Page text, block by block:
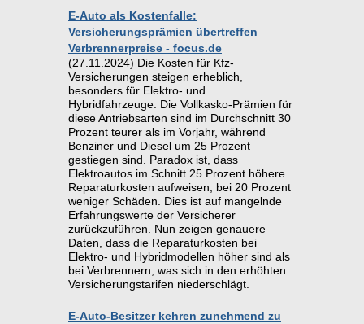
E-Auto als Kostenfalle:
Versicherungsprämien übertreffen
Verbrennerpreise - focus.de
(27.11.2024) Die Kosten für Kfz-
Versicherungen steigen erheblich,
besonders für Elektro- und
Hybridfahrzeuge. Die Vollkasko-Prämien für
diese Antriebsarten sind im Durchschnitt 30
Prozent teurer als im Vorjahr, während
Benziner und Diesel um 25 Prozent
gestiegen sind. Paradox ist, dass
Elektroautos im Schnitt 25 Prozent höhere
Reparaturkosten aufweisen, bei 20 Prozent
weniger Schäden. Dies ist auf mangelnde
Erfahrungswerte der Versicherer
zurückzuführen. Nun zeigen genauere
Daten, dass die Reparaturkosten bei
Elektro- und Hybridmodellen höher sind als
bei Verbrennern, was sich in den erhöhten
Versicherungstarifen niederschlägt.
E-Auto-Besitzer kehren zunehmend zu